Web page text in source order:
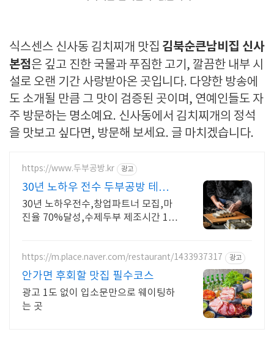
식스센스 신사동 김치찌개 맛집 김북순큰남비집 신사
본점은 깊고 진한 국물과 푸짐한 고기, 깔끔한 내부 시
설로 오랜 기간 사랑받아온 곳입니다. 다양한 방송에
도 소개될 만큼 그 맛이 검증된 곳이며, 연예인들도 자
주 방문하는 명소예요. 신사동에서 김치찌개의 정석
을 맛보고 싶다면, 방문해 보세요. 글 마치겠습니다.
https://www.두부공방.kr 광고
30년 노하우 전수 두부공방 테이
블12개 일최고800만원
30년 노하우전수,창업파트너 모집,마
진율 70%달성,수제두부 제조시간 1시
창업파트너모집
https://m.place.naver.com/restaurant/1433937317 광고
안가면 후회할 맛집 필수코스
광고 1도 없이 입소문만으로 웨이팅하
는 곳